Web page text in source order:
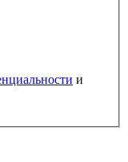
и